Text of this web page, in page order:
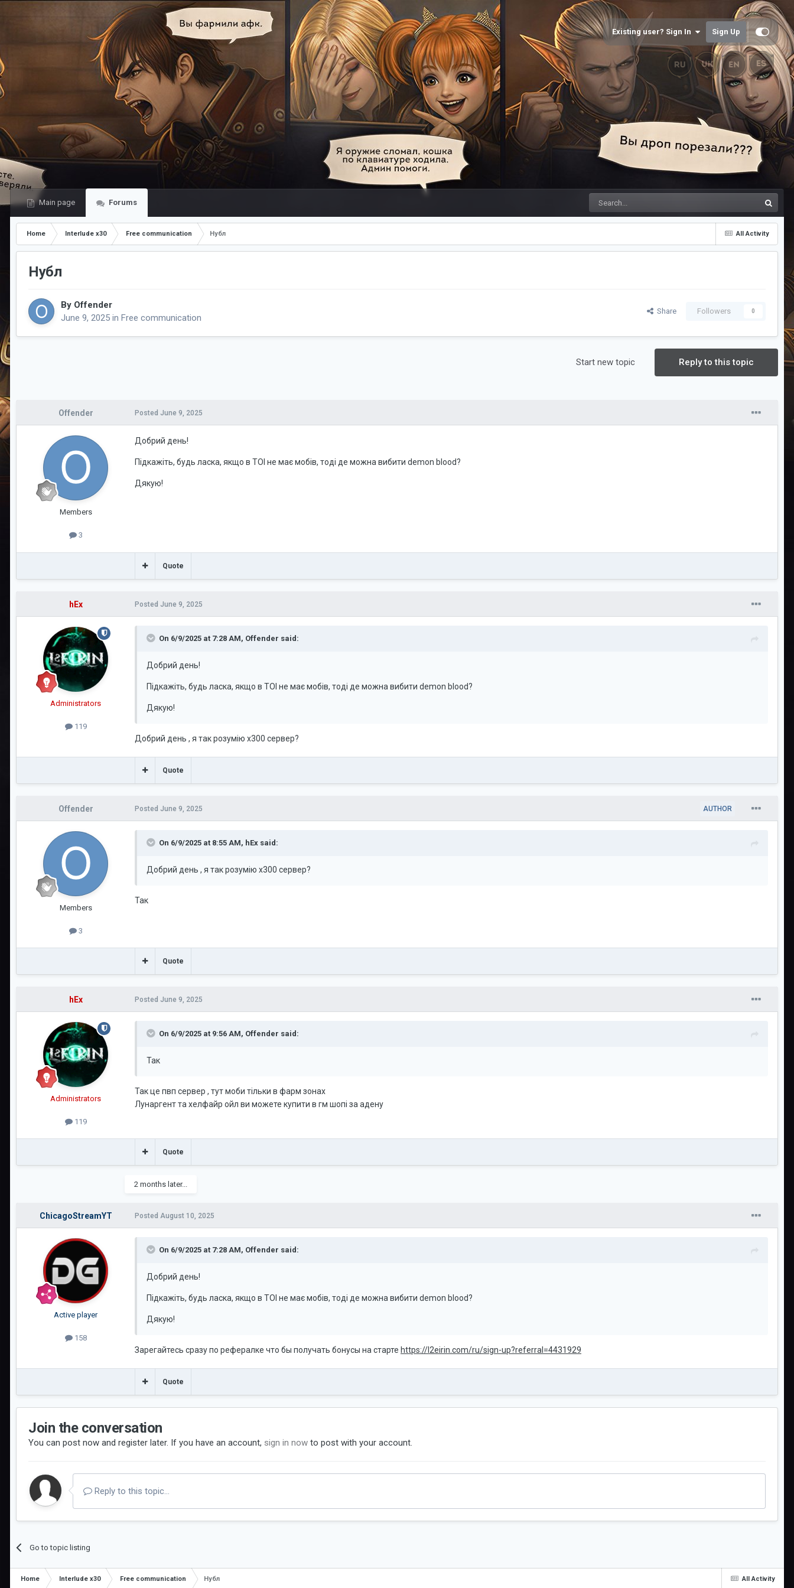
Existing user? Sign In Sign Up
Main page Forums
All Activity
Home Interlude x30 Free communication Нубл
Нубл
By Offender
June 9, 2025 in Free communication
Share Followers 0
Reply to this topic
Start new topic
Offender
Members
3
Posted June 9, 2025
Добрий день!
Підкажіть, будь ласка, якщо в ТОІ не має мобів, тоді де можна вибити demon blood?
Дякую!
Quote
hEx
Administrators
119
Posted June 9, 2025
On 6/9/2025 at 7:28 AM, Offender said:
Добрий день!
Підкажіть, будь ласка, якщо в ТОІ не має мобів, тоді де можна вибити demon blood?
Дякую!
Добрий день , я так розумію х300 сервер?
Quote
Offender
Members
3
AUTHOR
Posted June 9, 2025
On 6/9/2025 at 8:55 AM, hEx said:
Добрий день , я так розумію х300 сервер?
Так
Quote
hEx
Administrators
119
Posted June 9, 2025
On 6/9/2025 at 9:56 AM, Offender said:
Так
Так це пвп сервер , тут моби тільки в фарм зонах
Лунаргент та хелфайр ойл ви можете купити в гм шопі за адену
Quote
2 months later...
ChicagoStreamYT
Active player
158
Posted August 10, 2025
On 6/9/2025 at 7:28 AM, Offender said:
Добрий день!
Підкажіть, будь ласка, якщо в ТОІ не має мобів, тоді де можна вибити demon blood?
Дякую!
Зарегайтесь сразу по рефералке что бы получать бонусы на старте https://l2eirin.com/ru/sign-up?referral=4431929
Quote
Join the conversation
You can post now and register later. If you have an account, sign in now to post with your account.
Reply to this topic...
Go to topic listing
All Activity
Home Interlude x30 Free communication Нубл